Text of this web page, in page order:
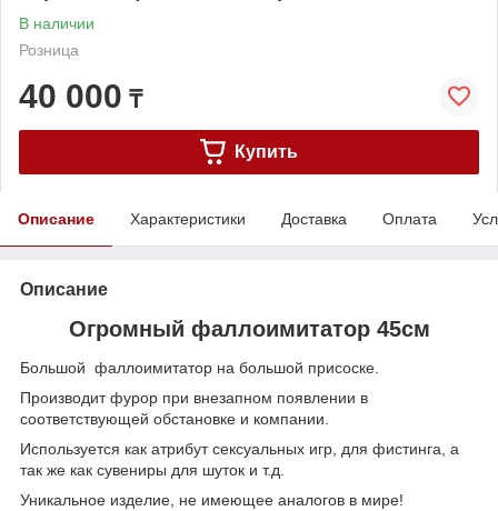
В наличии
Розница
40 000 ₸
Купить
Описание Характеристики Доставка Оплата
Описание
Огромный фаллоимитатор 45см
Большой фаллоимитатор на большой присоске.
Производит фурор при внезапном появлении в
соответствующей обстановке и компании.
Используется как атрибут сексуальных игр, для фистинга, а
так же как сувениры для шуток и т.д.
Уникальное изделие, не имеющее аналогов в мире!